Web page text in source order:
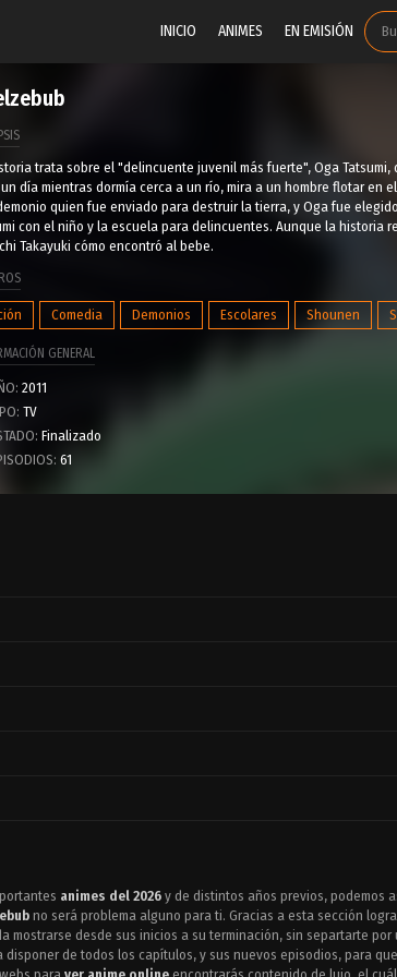
INICIO ANIMES EN EMISIÓN
trata sobre el "delincuente juvenil más fuerte", Oga
día mientras dormía cerca a un río, mira a un hombre flotar
quien fue enviado para destruir la tierra, y Oga fue
con el niño y la escuela para delincuentes. Aunque la historia
Takayuki cómo encontró al bebe.
Comedia Demonios Escolares Shounen
GENERAL
2011
TV
Finalizado
61
animes del 2026 y de distintos años previos, podemos
no será problema alguno para ti. Gracias a esta sección
mostrarse desde sus inicios a su terminación, sin separtarte
de todos los capítulos, y sus nuevos episodios, para